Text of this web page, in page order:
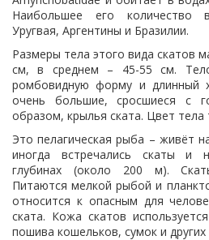
Наибольшее его количество
Уругвая, Аргентины и Бразилии.
Размеры тела этого вида скатов
см, в среднем – 45-55 см.
ромбовидную форму и длинный
очень большие, сросшиеся с
образом, крылья ската. Цвет
Это пелагическая рыба – живёт
иногда встречались скаты и
глубинах (около 200 м).
Питаются мелкой рыбой и
относится к опасным для
ската. Кожа скатов
пошива кошельков, сумок и других